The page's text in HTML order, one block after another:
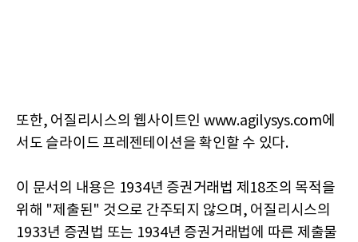
또한, 어질리시스의 웹사이트인 www.agilysys.com에
서도 슬라이드 프레젠테이션을 확인할 수 있다.
이 문서의 내용은 1934년 증권거래법 제18조의 목적을
위해 "제출된" 것으로 간주되지 않으며, 어질리시스의
1933년 증권법 또는 1934년 증권거래법에 따른 제출물